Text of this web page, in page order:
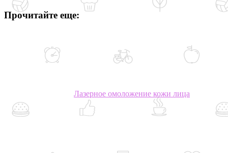
Прочитайте еще:
Лазерное омоложение кожи лица